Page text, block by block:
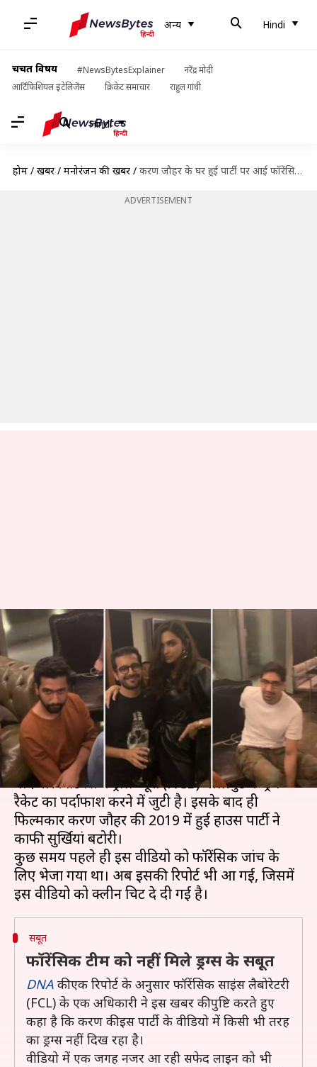
अन्य Hindi
चर्चित विषय #NewsBytesExplainer
नरेंद्र मोदी
आर्टिफिशियल इंटेलिजेंस
क्रिकेट समाचार राहुल गांधी
Hindi
होम / खबरें / मनोरंजन की खबरें / करण जौहर के घर हुई पार्टी पर आई फॉरेंसिक रिपोर्ट, NCB ने दी क्लीन चिट
ADVERTISEMENT
करण जौहर के घर हुई पार्टी पर आई
फॉरेंसिक रिपोर्ट, NCB ने दी क्लीन
चिट
लेखन भावना साहनी Oct 26, 2020 09:00 pm
क्या है खबर?
सुशांत सिंह राजपूत की मौत की जांच में ड्रग एंगल जुड़ने के
बाद नारकोटिक्स कंट्रोल ब्यूरो (NCB) बॉलीवुड के ड्रग
रैकेट का पर्दाफाश करने में जुटी है। इसके बाद ही
फिल्मकार करण जौहर की 2019 में हुई हाउस पार्टी ने
काफी सुर्खियां बटोरी।
कुछ समय पहले ही इस वीडियो को फॉरेंसिक जांच के
लिए भेजा गया था। अब इसकी रिपोर्ट भी आ गई, जिसमें
सबूत
फॉरेंसिक टीम को नहीं मिले ड्रग्स के सबूत
DNA की एक रिपोर्ट के अनुसार फॉरेंसिक साइंस लैबोरेटरी
(FCL) के एक अधिकारी ने इस खबर की पुष्टि करते हुए
कहा है कि करण की इस पार्टी के वीडियो में किसी भी तरह
का ड्रग्स नहीं दिख रहा है।
वीडियो में एक जगह नजर आ रही सफेद लाइन को भी